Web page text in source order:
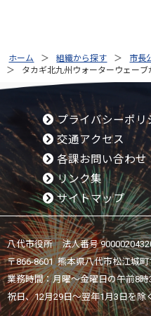
ホーム 組織から探す 市長
タカギ北九州ウォーターウェーブ
プライバシーポリ
交通アクセス
各課お問い合わせ
リンク集
サイトマップ
八代市役所 法人番号
業務時間：月曜～金曜日の午前8
祝日、12月29日～翌年1月3日を除